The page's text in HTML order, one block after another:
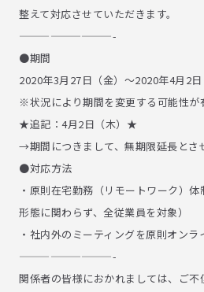
Wantedly
お問い合わせ
職業安定法に基づく表記
整えて対応させていただきます。
—————————-
●期間
2020年3月27日（金）～2020年4月2日
※状況により期間を変更する可能性が
★追記：4月2日（木）★
→期間につきまして、無期限延長とさ
●対応方法
・原則在宅勤務（リモートワーク）
形態に関わらず、全従業員を対象）
・社内外のミーティングを原則オンラ
—————————-
関係者の皆様におかれましては、ご不